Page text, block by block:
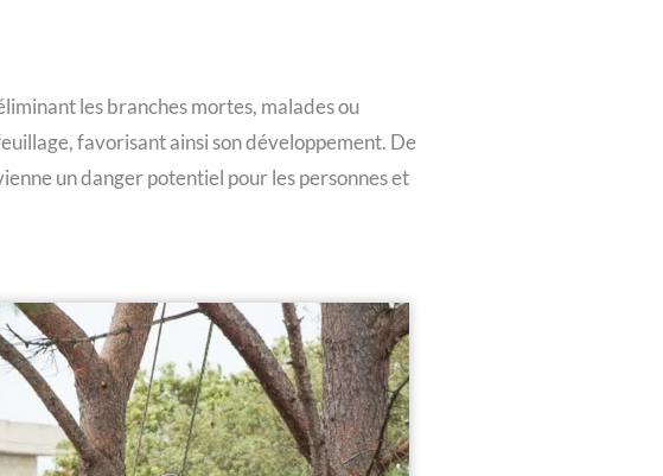
les branches mortes, malades ou
favorisant ainsi son développement. De
un danger potentiel pour les personnes et